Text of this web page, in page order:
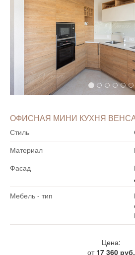
ОФИСНАЯ МИНИ КУХНЯ
Стиль
Материал
Фасад
Мебель - тип
Цена:
от 17 360 руб.